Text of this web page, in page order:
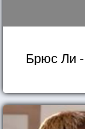
Брюс Ли